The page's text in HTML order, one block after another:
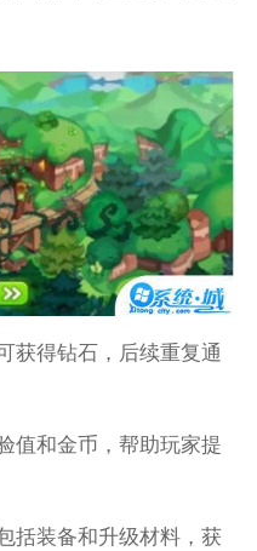
得钻石，后续重复通
和金币，帮助玩家提
装备和升级材料，获